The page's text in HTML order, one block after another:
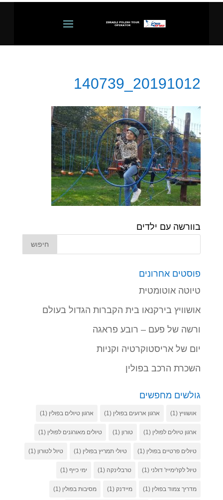
20191012_140739
בוורשה עם ילדים
פוסטים אחרונים
טיוטה אוטומטית
אושוויץ בירקנאו בית הקברות הגדול בעולם
ורשה של פעם – רובע פראגה
יום של אריסטוקרטיה וקניות
השכרת הרכב בפולין
גולשים מחפשים
אושוויץ(1) ארגון ארועים בפולין (1) ארגון טיולים בפולין (1)
ארגון טיולים לפולין (1) טורון (1) טיולים מאורגנים לפולין (1)
טיולים פרטיים בפולין (1) טיולי תמריץ בפולין (1) טיול לטורון (1)
טיול לקז'ימייז' דולני (1) טרבלינקה (1) ימי כייף(1)
מדריך צמוד בפולין (1) מיידנק(1) מסיבות בפולין (1)